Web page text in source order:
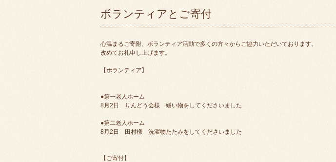
ボランティアとご寄付
心温まるご寄附、ボランティア活動で多くの方々からご協力いただいております。
改めてお礼申し上げます。
【ボランティア】
●第一老人ホーム
8月2日 りんどう会様 繕い物をしてくださいました
●第二老人ホーム
8月2日 田村様 洗濯物たたみをしてくださいました
【ご寄付】